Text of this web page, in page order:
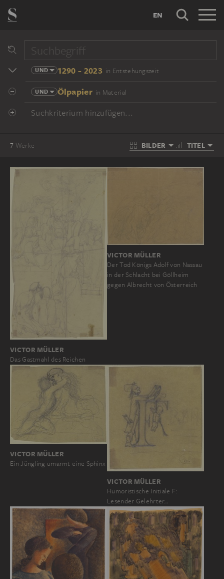
EN
UND 1290 - 2023 in Entstehungszeit
UND Ölpapier in Material
Suchkriterium hinzufügen...
7 Werke BILDER TITEL
VICTOR MÜLLER
Das Gastmahl des Reichen
VICTOR MÜLLER
Der Tod Königs Adolf von Nassau
in der Schlacht bei Göllheim
gegen Albrecht von Österreich
VICTOR MÜLLER
Ein Jüngling umarmt eine Sphinx
VICTOR MÜLLER
Humoristische Initiale F:
Lesender Gelehrter…